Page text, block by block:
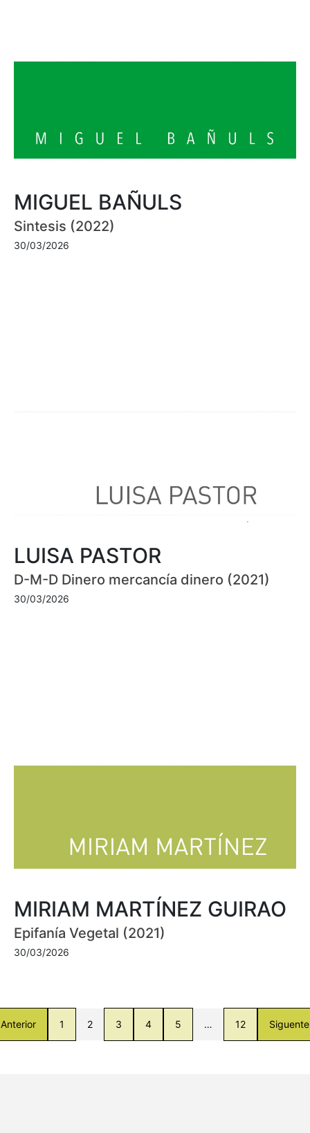
MIGUEL BAÑULS
Sintesis (2022)
30/03/2026
LUISA PASTOR
D-M-D Dinero mercancía dinero (2021)
30/03/2026
MIRIAM MARTÍNEZ GUIRAO
Epifanía Vegetal (2021)
30/03/2026
Anterior 1 2 3 4 5 … 12 Siguente